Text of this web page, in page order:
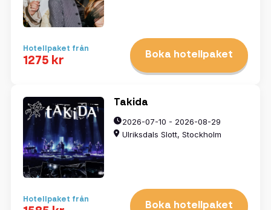
Hotellpaket från
1275 kr Boka hotellpaket
Takida
2026-07-10 - 2026-08-29
Ulriksdals Slott, Stockholm
Hotellpaket från
Boka hotellpaket